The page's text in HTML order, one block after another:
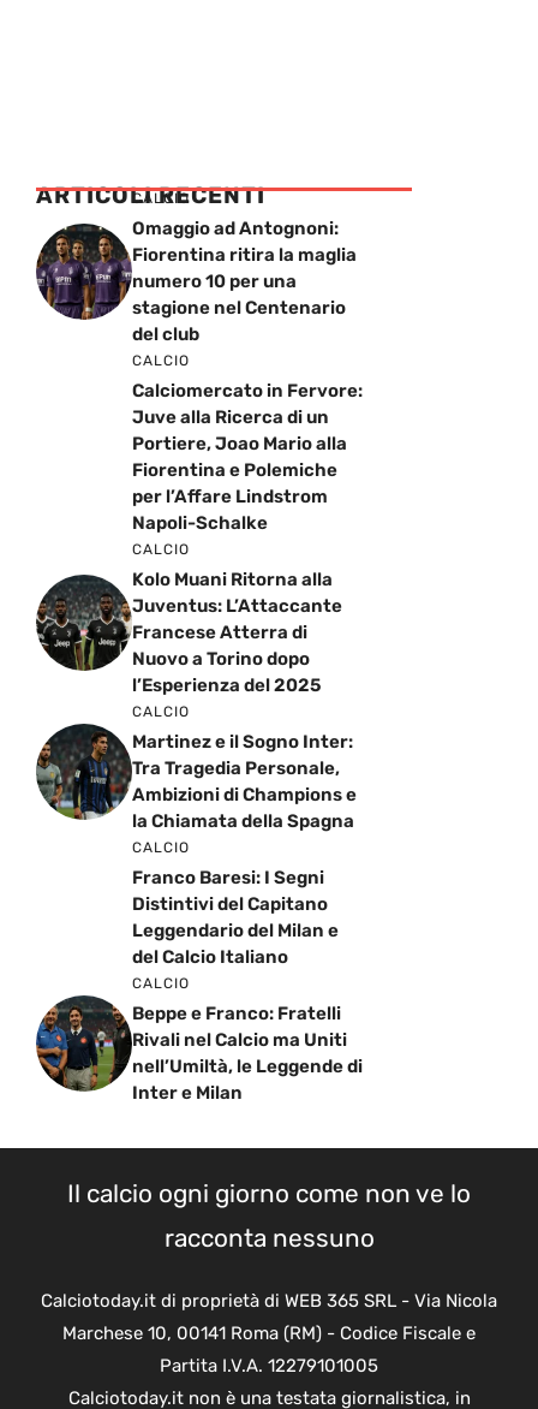
ARTICOLI RECENTI
CALCIO
Omaggio ad Antognoni:
Fiorentina ritira la maglia
numero 10 per una
stagione nel Centenario
del club
CALCIO
Calciomercato in Fervore:
Juve alla Ricerca di un
Portiere, Joao Mario alla
Fiorentina e Polemiche
per l’Affare Lindstrom
Napoli-Schalke
CALCIO
Kolo Muani Ritorna alla
Juventus: L’Attaccante
Francese Atterra di
Nuovo a Torino dopo
l’Esperienza del 2025
CALCIO
Martinez e il Sogno Inter:
Tra Tragedia Personale,
Ambizioni di Champions e
la Chiamata della Spagna
CALCIO
Franco Baresi: I Segni
Distintivi del Capitano
Leggendario del Milan e
del Calcio Italiano
CALCIO
Beppe e Franco: Fratelli
Rivali nel Calcio ma Uniti
nell’Umiltà, le Leggende di
Inter e Milan
Il calcio ogni giorno come non ve lo
racconta nessuno
Calciotoday.it di proprietà di WEB 365 SRL - Via Nicola
Marchese 10, 00141 Roma (RM) - Codice Fiscale e
Partita I.V.A. 12279101005
Calciotoday.it non è una testata giornalistica, in